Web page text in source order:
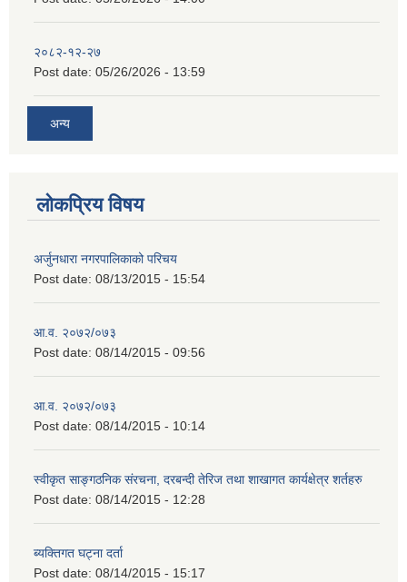
२०८२-१२-२७
Post date: 05/26/2026 - 13:59
अन्य
लोकप्रिय विषय
अर्जुनधारा नगरपालिकाको परिचय
Post date: 08/13/2015 - 15:54
आ.व. २०७२/०७३
Post date: 08/14/2015 - 09:56
आ.व. २०७२/०७३
Post date: 08/14/2015 - 10:14
स्वीकृत साङ्गठनिक संरचना, दरबन्दी तेरिज तथा शाखागत कार्यक्षेत्र शर्तहरु
Post date: 08/14/2015 - 12:28
ब्यक्तिगत घट्ना दर्ता
Post date: 08/14/2015 - 15:17